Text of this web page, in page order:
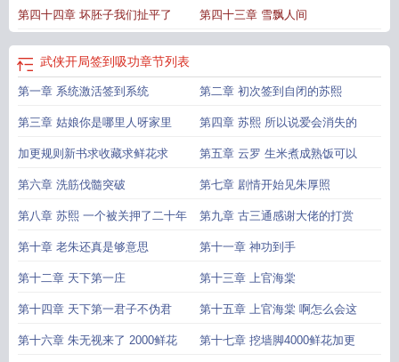
是个狼人i武侠开局签到吸功武侠之开局签到十大神功开局签到武侠
第四十四章 坏胚子我们扯平了 第四十三章 雪飘人间
武侠开局签到吸功章节列表
第一章 系统激活签到系统 第二章 初次签到自闭的苏熙
第三章 姑娘你是哪里人呀家里 第四章 苏熙 所以说爱会消失的
加更规则新书求收藏求鲜花求 第五章 云罗 生米煮成熟饭可以
第六章 洗筋伐髓突破 第七章 剧情开始见朱厚照
第八章 苏熙 一个被关押了二十年 第九章 古三通感谢大佬的打赏
第十章 老朱还真是够意思 第十一章 神功到手
第十二章 天下第一庄 第十三章 上官海棠
第十四章 天下第一君子不伪君 第十五章 上官海棠 啊怎么会这
第十六章 朱无视来了 2000鲜花 第十七章 挖墙脚4000鲜花加更